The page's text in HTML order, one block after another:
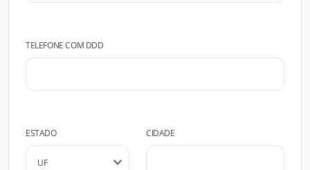
TELEFONE COM DDD
ESTADO CIDADE